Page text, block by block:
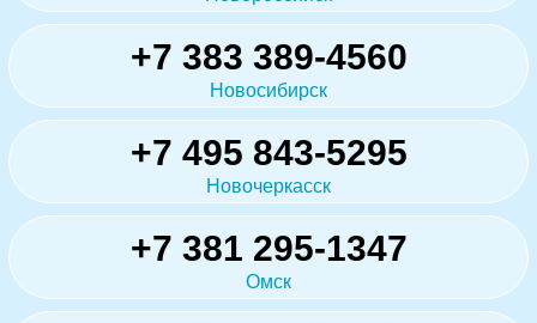
+7 383 389-4560
Новосибирск
+7 495 843-5295
Новочеркасск
+7 381 295-1347
Омск